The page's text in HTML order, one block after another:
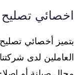
اخصائي
بتميز أخصائي
العاملين لدى